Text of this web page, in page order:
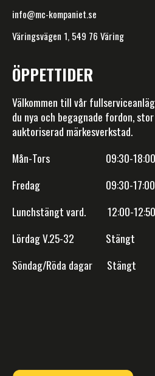
info@mc-kompaniet.se
Väringsvägen 1, 549 76 Väring
ÖPPETTIDER
Välkommen till vår
du nya och begagnade fordon,
auktoriserad märkesverkstad.
Mån-Tors 09:30-18:00
Fredag 09:30-17:00
Lunchstängt vard. 12:00-12:50
Lördag V.25-32 Stängt
Söndag/Röda dagar Stängt